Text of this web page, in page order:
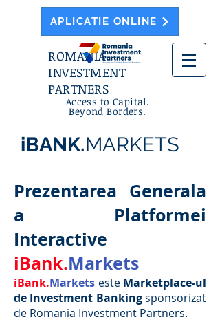
APLICATIE ONLINE
ROMANIA
INVESTMENT
PARTNERS
Access to Capital.
Beyond Borders.
iBANK.MARKETS
Prezentarea Generala
a Platformei
Interactive
iBank.Markets
iBank.Markets este Marketplace-ul
de Investment Bankingsponsorizat
de Romania Investment Partners.